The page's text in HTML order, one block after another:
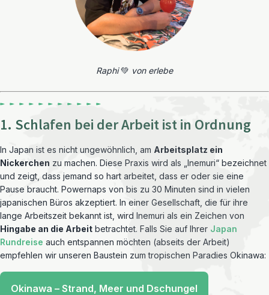
Raphi💚 von erlebe
1. Schlafen bei der Arbeit ist in Ordnung
In Japan ist es nicht ungewöhnlich, am Arbeitsplatz ein
Nickerchen zu machen. Diese Praxis wird als „Inemuri“ bezeichnet
und zeigt, dass jemand so hart arbeitet, dass er oder sie eine
Pause braucht. Powernaps von bis zu 30 Minuten sind in vielen
japanischen Büros akzeptiert. In einer Gesellschaft, die für ihre
lange Arbeitszeit bekannt ist, wird Inemuri als ein Zeichen von
Hingabe an die Arbeit betrachtet. Falls Sie auf Ihrer Japan
Rundreise auch entspannen möchten (abseits der Arbeit)
empfehlen wir unseren Baustein zum tropischen Paradies Okinawa:
Okinawa – Strand, Meer und Dschungel